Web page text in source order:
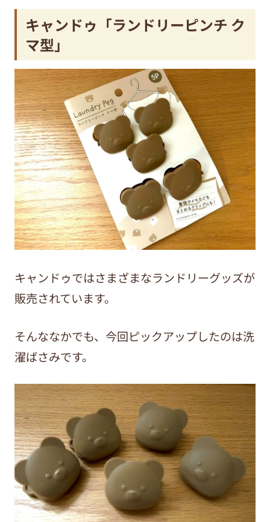
キャンドゥ「ランドリーピンチ ク
マ型」
キャンドゥではさまざまなランドリーグッズが
販売されています。
そんななかでも、今回ピックアップしたのは洗
濯ばさみです。